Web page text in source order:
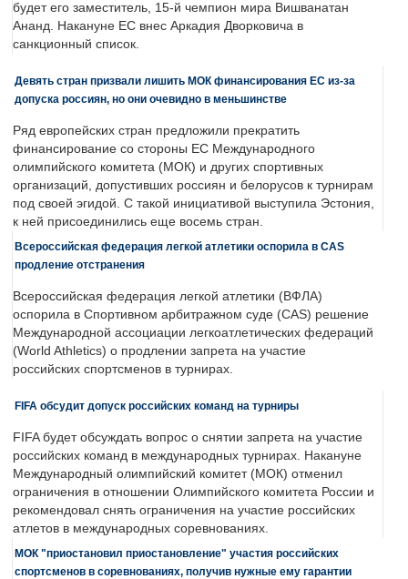
будет его заместитель, 15-й чемпион мира Вишванатан
Ананд. Накануне ЕС внес Аркадия Дворковича в
санкционный список.
Девять стран призвали лишить МОК финансирования ЕС из-за
допуска россиян, но они очевидно в меньшинстве
Ряд европейских стран предложили прекратить
финансирование со стороны ЕС Международного
олимпийского комитета (МОК) и других спортивных
организаций, допустивших россиян и белорусов к турнирам
под своей эгидой. С такой инициативой выступила Эстония,
к ней присоединились еще восемь стран.
Всероссийская федерация легкой атлетики оспорила в CAS
продление отстранения
Всероссийская федерация легкой атлетики (ВФЛА)
оспорила в Спортивном арбитражном суде (CAS) решение
Международной ассоциации легкоатлетических федераций
(World Athletics) о продлении запрета на участие
российских спортсменов в турнирах.
FIFA обсудит допуск российских команд на турниры
FIFA будет обсуждать вопрос о снятии запрета на участие
российских команд в международных турнирах. Накануне
Международный олимпийский комитет (МОК) отменил
ограничения в отношении Олимпийского комитета России и
рекомендовал снять ограничения на участие российских
атлетов в международных соревнованиях.
МОК "приостановил приостановление" участия российских
спортсменов в соревнованиях, получив нужные ему гарантии